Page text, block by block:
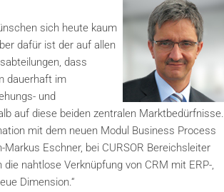
sich heute kaum
dafür ist der auf allen
dass
dauerhaft im
und
auf diese beiden zentralen Marktbedürfnisse.
mit dem neuen Modul Business Process
Eschner, bei CURSOR Bereichsleiter
nahtlose Verknüpfung von CRM mit ERP-,
Dimension.“